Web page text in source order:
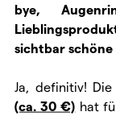
bye,
sichtbar
Ja, definitiv! Die
(ca. 30 €) hat